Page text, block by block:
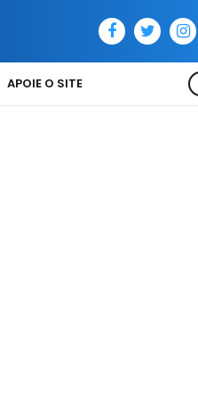
APOIE O SITE